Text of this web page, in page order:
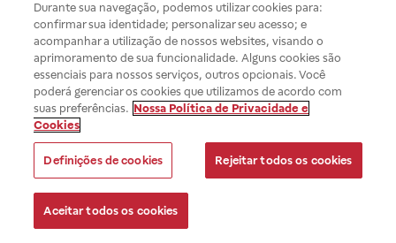
Durante sua navegação, podemos utilizar cookies para:
confirmar sua identidade; personalizar seu acesso; e
acompanhar a utilização de nossos websites, visando o
aprimoramento de sua funcionalidade. Alguns cookies são
essenciais para nossos serviços, outros opcionais. Você
poderá gerenciar os cookies que utilizamos de acordo com
suas preferências. Nossa Política de Privacidade e
Cookies
Definições de cookies Rejeitar todos os cookies
Aceitar todos os cookies